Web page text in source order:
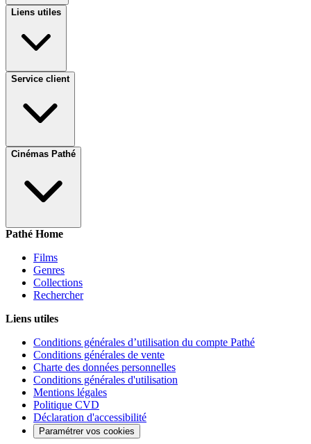
Liens utiles
Service client
Cinémas Pathé
Pathé Home
Films
Genres
Collections
Rechercher
Liens utiles
Conditions générales d’utilisation du compte Pathé
Conditions générales de vente
Charte des données personnelles
Conditions générales d'utilisation
Mentions légales
Politique CVD
Déclaration d'accessibilité
Paramétrer vos cookies